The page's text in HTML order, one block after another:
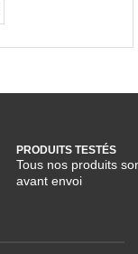
PRODUITS TESTÉS
Tous nos produits
avant envoi